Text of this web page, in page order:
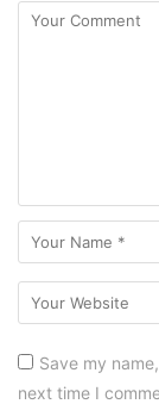
Save my
next time I